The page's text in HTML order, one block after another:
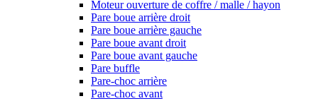
Moteur ouverture de coffre / malle / hayon
Pare boue arrière droit
Pare boue arrière gauche
Pare boue avant droit
Pare boue avant gauche
Pare buffle
Pare-choc arrière
Pare-choc avant